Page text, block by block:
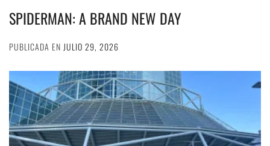
SPIDERMAN: A BRAND NEW DAY
PUBLICADA EN JULIO 29, 2026